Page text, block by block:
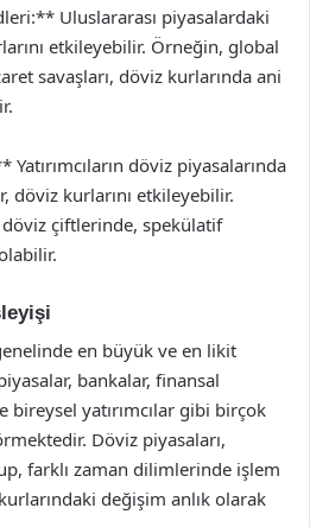
Uluslararası piyasalardaki
etkileyebilir. Örneğin, global
savaşları, döviz kurlarında ani
döviz piyasalarında
döviz kurlarını etkileyebilir.
çiftlerinde, spekülatif
en büyük ve en likit
bankalar, finansal
yatırımcılar gibi birçok
Döviz piyasaları,
farklı zaman dilimlerinde işlem
değişim anlık olarak